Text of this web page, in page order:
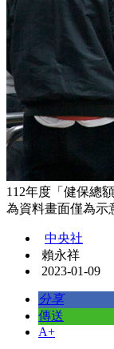
112年度「健保總
為資料畫面僅為示
中央社
賴永祥
2023-01-09
分享
傳送
A+